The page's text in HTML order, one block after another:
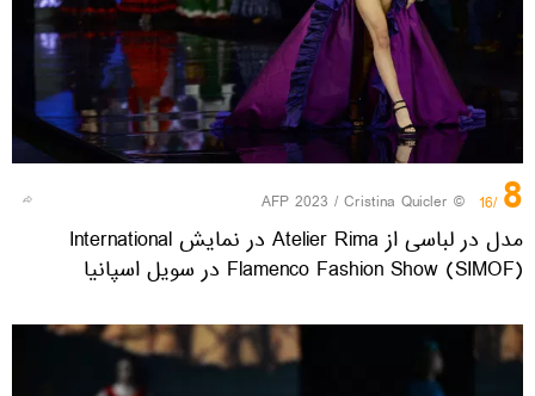
8
/16
© AFP 2023 / Cristina Quicler
مدل در لباسی از Atelier Rima در نمایش International
Flamenco Fashion Show (SIMOF) در سویل اسپانیا